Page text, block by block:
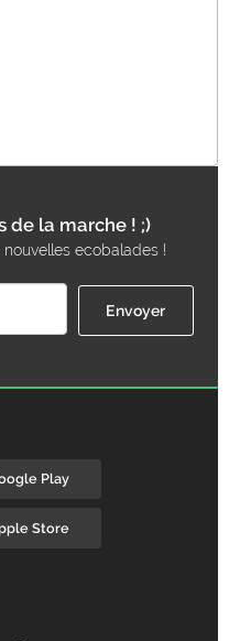
de la marche ! ;)
ecobalades !
Play
Store